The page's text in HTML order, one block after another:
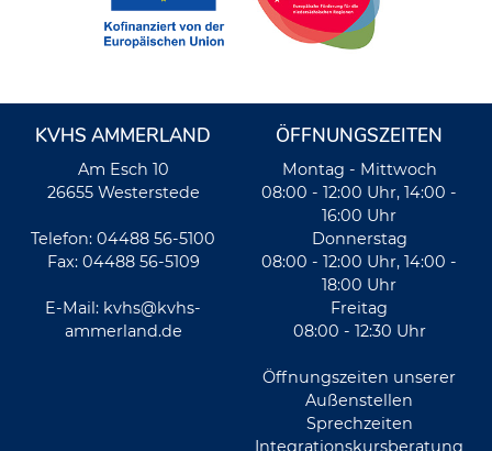
KVHS AMMERLAND
Am Esch 10
26655 Westerstede
Telefon: 04488 56-5100
Fax: 04488 56-5109
E-Mail: kvhs@kvhs-
ammerland.de
ÖFFNUNGSZEITEN
Montag - Mittwoch
08:00 - 12:00 Uhr, 14:00 -
16:00 Uhr
Donnerstag
08:00 - 12:00 Uhr, 14:00 -
18:00 Uhr
Freitag
08:00 - 12:30 Uhr
Öffnungszeiten unserer
Außenstellen
Sprechzeiten
Integrationskursberatung